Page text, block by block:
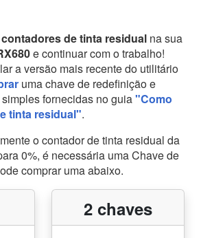
de tinta residual na sua
e continuar com o trabalho!
a versão mais recente do utilitário
uma chave de redefinição e
fornecidas no guia"Como
tinta residual".
o contador de tinta residual da
0%, é necessária uma Chave de
comprar uma abaixo.
2 chaves